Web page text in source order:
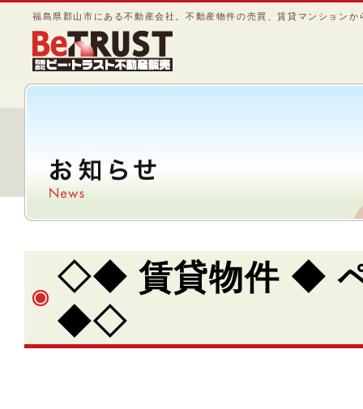
福島県郡山市にある不動産会社。不動産物件の売買、賃貸マンション
◇◆ 賃貸物件 ◆
◆◇